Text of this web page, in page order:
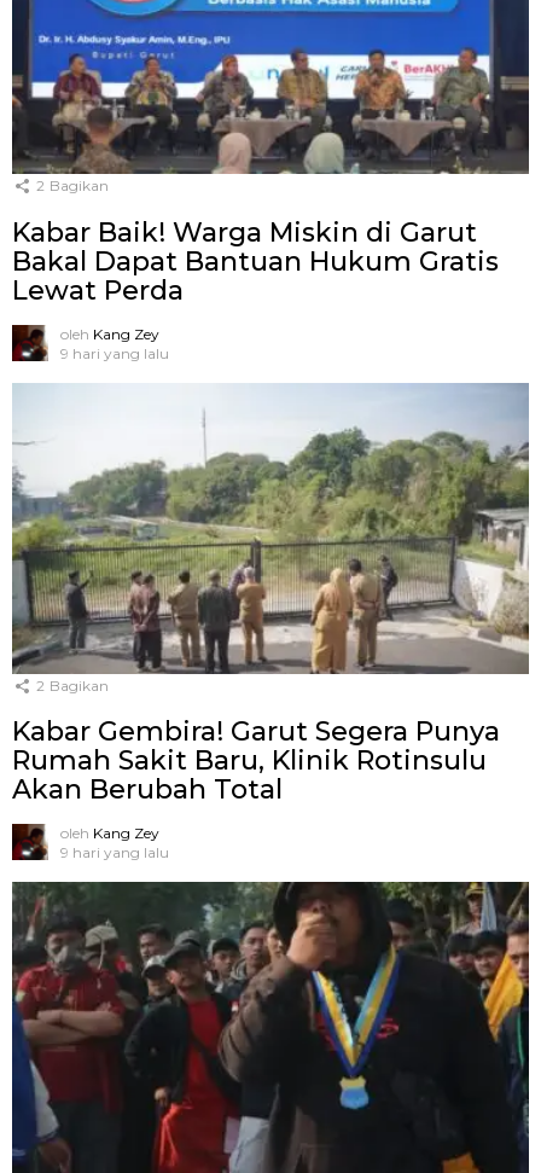
2 Bagikan
Kabar Baik! Warga Miskin di Garut
Bakal Dapat Bantuan Hukum Gratis
Lewat Perda
oleh Kang Zey
9 hari yang lalu
2 Bagikan
Kabar Gembira! Garut Segera Punya
Rumah Sakit Baru, Klinik Rotinsulu
Akan Berubah Total
oleh Kang Zey
9 hari yang lalu